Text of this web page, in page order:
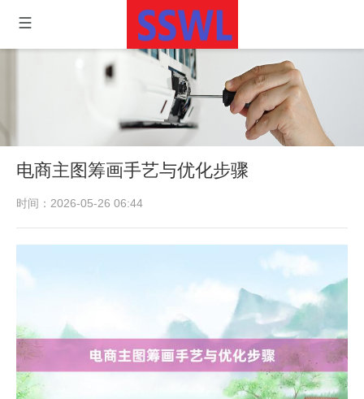
电商主图筹画手艺与优化步骤
时间：2026-05-26 06:44